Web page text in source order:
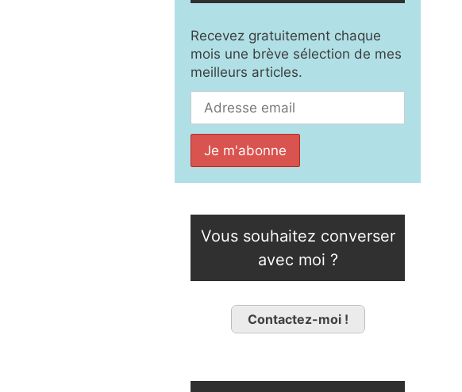
Recevez gratuitement chaque
mois une brève sélection de mes
meilleurs articles.
Vous souhaitez converser
avec moi ?
Contactez-moi !